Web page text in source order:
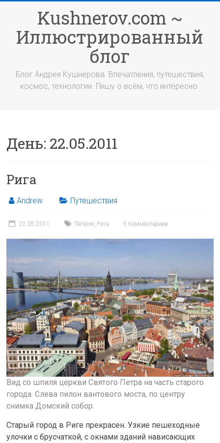
содержимомуKushnerov.com ~
Иллюстрированный
блог
Блог Андрея Кушнерова. Впечатления, путешествия,
космос, технологии. Пишу о всём, что интересно.
День: 22.05.2011
Рига
Andrew Путешествия
22.05.2011 Латвия, Рига 5 Комментариев
Вид со шпиля церкви Святого Петра на часть старого
города. Слева пилон вантового моста, по центру
снимка Домский собор.
Старый город в Риге прекрасен. Узкие пешеходные
улочки с брусчаткой, с окнами зданий нависающих